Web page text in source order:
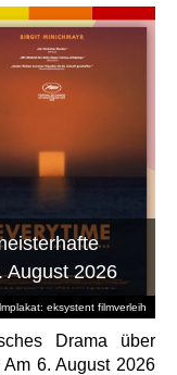
eksystent filmverleih
August 2026
Drama über
6. August 2026